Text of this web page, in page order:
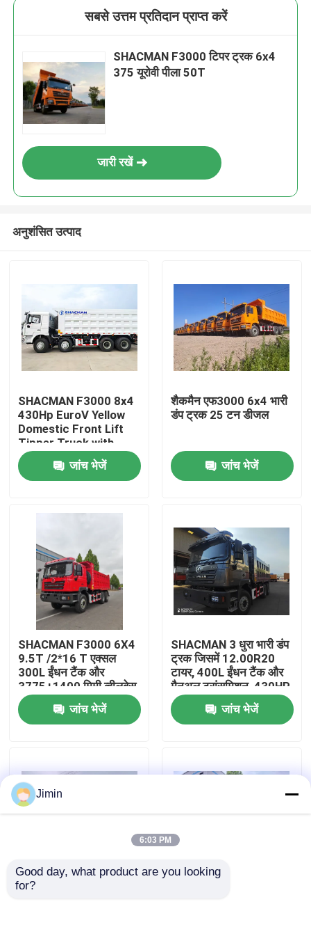
उत्पाद
हमारे बारे में
कारखाना भ्रमण
गुणवत्ता नियंत्रण
समाचार
भारी डंप ट्रक
सबसे उत्तम प्रतिदान प्राप्त करें
SHACMAN F3000 टिपर ट्रक 6x4
375 यूरोवी पीला 50T
जारी रखें
अनुशंसित उत्पाद
SHACMAN F3000 8x4
430Hp EuroV Yellow
Domestic Front Lift
Tipper Truck with
300L Fuel Tank and
12.00R20 Tires
जांच भेजें
शैकमैन एफ3000 6x4 भारी
डंप ट्रक 25 टन डीजल
जांच भेजें
SHACMAN F3000 6X4
9.5T /2*16 T एक्सल
300L ईंधन टैंक और
3775+1400 मिमी व्हीलबेस
के साथ भारी शुल्क डंप ट्रक
जांच भेजें
SHACMAN 3 धुरा भारी डंप
ट्रक जिसमें 12.00R20
टायर, 400L ईंधन टैंक और
मैनुअल ट्रांसमिशन, 430HP
यूरो II, 25 टन
जांच भेजें
शैकमैन एक्स3000 टपर
Jimin
6:03 PM
Good day, what product are you looking
for?